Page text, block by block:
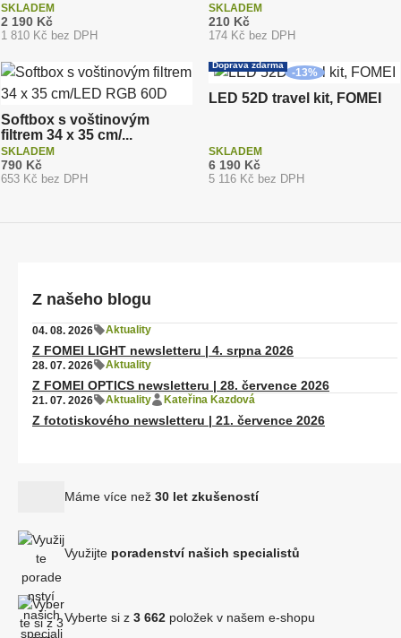
Máme více než 30 let zkušeností
Využijte poradenství našich specialistů
Vyberte si z 3 662 položek v našem e-shopu
2 190 Kč
1 810 Kč bez DPH
SKLADEM
210 Kč
174 Kč bez DPH
SKLADEM
Softbox s voštinovým
filtrem 34 x 35 cm/...
790 Kč
653 Kč bez DPH
SKLADEM
-13%
Doprava zdarma
LED 52D travel kit, FOMEI
6 190 Kč
5 116 Kč bez DPH
SKLADEM
Z našeho blogu
04. 08. 2026 Aktuality
Z FOMEI LIGHT newsletteru | 4. srpna 2026
28. 07. 2026 Aktuality
Z FOMEI OPTICS newsletteru | 28. července 2026
21. 07. 2026 Aktuality Kateřina Kazdová
Z fototiskového newsletteru | 21. července 2026